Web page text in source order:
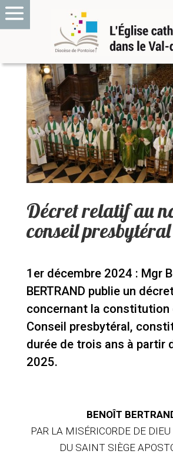
Décret relatif au
conseil presbytéral
1er décembre 2024 : Mgr
BERTRAND publie un
concernant la constitution
Conseil presbytéral,
durée de trois ans à partir
2025.
BENOÎT
PAR LA MISÉRICORDE DE
DU SAINT SIÈGE